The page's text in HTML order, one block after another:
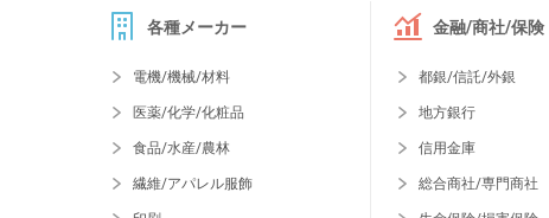
各種メーカー
電機/機械/材料
医薬/化学/化粧品
食品/水産/農林
繊維/アパレル服飾
金融/商社/保険
都銀/信託/外銀
地方銀行
信用金庫
総合商社/専門商社